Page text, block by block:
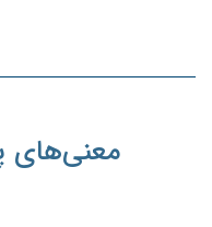
معنی‌های